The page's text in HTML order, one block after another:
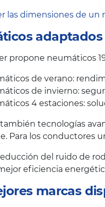
las dimensiones de un
propone neumáticos
de verano:
de invierno:
4 estaciones:
tecnologías
Para los conductores
del ruido de
eficiencia
marcas